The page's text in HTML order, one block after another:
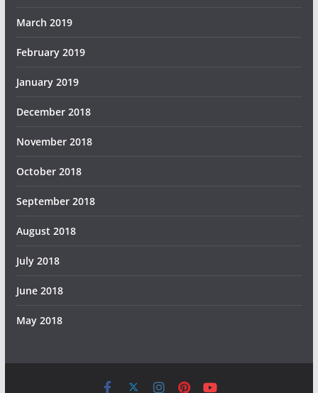
March 2019
February 2019
January 2019
December 2018
November 2018
October 2018
September 2018
August 2018
July 2018
June 2018
May 2018